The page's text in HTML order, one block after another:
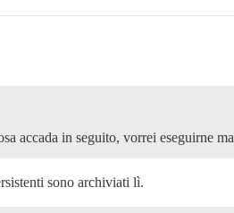
accada in seguito, vorrei eseguirne
sono archiviati lì.